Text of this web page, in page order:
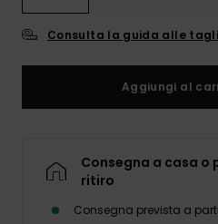
Consulta la guida alle
Aggiungi al
Consegna a casa o
ritiro
Consegna prevista a